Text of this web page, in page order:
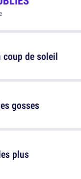
coup de soleil
plus
gosses